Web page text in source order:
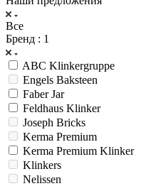
Все
Бренд : 1
ABC Klinkergruppe
Engels Baksteen
Faber Jar
Feldhaus Klinker
Joseph Bricks
Kerma Premium
Kerma Premium Klinker
Klinkers
Nelissen